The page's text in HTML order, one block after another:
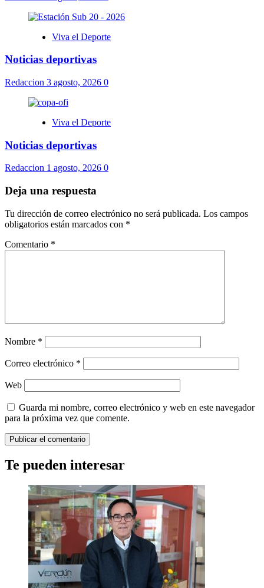
Viva el Deporte
Noticias deportivas
Redaccion 3 agosto, 2026 0
Viva el Deporte
Noticias deportivas
Redaccion 1 agosto, 2026 0
Deja una respuesta
Tu dirección de correo electrónico no será publicada. Los campos
obligatorios están marcados con *
Comentario *
Nombre *
Correo electrónico *
Web
Guarda mi nombre, correo electrónico y web en este navegador
para la próxima vez que comente.
Te pueden interesar